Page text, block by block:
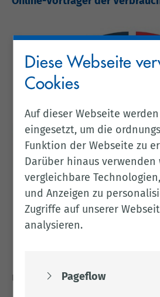
Die 17 Nachhaltigkeitsziele der
Diese Webseite
Cookies
Auf dieser Webseite
eingesetzt, um die
Funktion der Webseite zu
Darüber hinaus verwenden
vergleichbare
und Anzeigen zu
Zugriffe auf unserer
analysieren.
Pageflow